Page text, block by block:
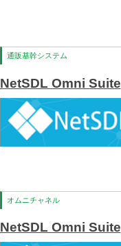
通販基幹システム
NetSDL Omni Suite
オムニチャネル
NetSDL Omni Suite